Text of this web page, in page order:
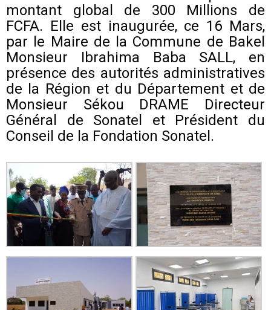
montant global de 300 Millions de
FCFA. Elle est inaugurée, ce 16 Mars,
par le Maire de la Commune de Bakel
Monsieur Ibrahima Baba SALL, en
présence des autorités administratives
de la Région et du Département et de
Monsieur Sékou DRAME Directeur
Général de Sonatel et Président du
Conseil de la Fondation Sonatel.